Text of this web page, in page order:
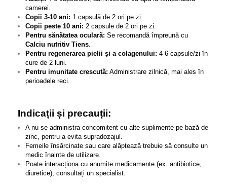
camerei.
Copii 3-10 ani: 1 capsulă de 2 ori pe zi.
Copii peste 10 ani: 2 capsule de 2 ori pe zi.
Pentru sănătatea oculară: Se recomandă împreună cu
Calciu nutritiv Tiens
Pentru regenerarea pielii și a colagenului: 4-6 capsule/zi în
cure de 2 luni.
Pentru imunitate crescută: Administrare zilnică, mai ales în
perioadele reci.
Indicații și precauții:
A nu se administra concomitent cu alte suplimente pe bază de
zinc, pentru a evita supradozajul.
Femeile însărcinate sau care alăptează trebuie să consulte un
medic înainte de utilizare.
Poate interacționa cu anumite medicamente (ex. antibiotice,
diuretice), consultați un specialist.